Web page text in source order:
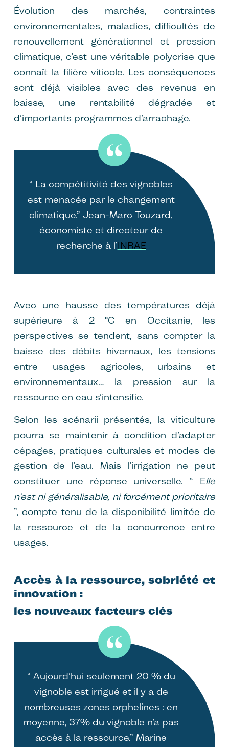
Évolution des marchés, contraintes
environnementales, maladies, difficultés de
renouvellement générationnel et pression
climatique, c’est une véritable polycrise que
connaît la filière viticole. Les conséquences
sont déjà visibles avec des revenus en
baisse, une rentabilité dégradée et
d’importants programmes d’arrachage.
“ La compétitivité des vignobles
est menacée par le changement
climatique.” Jean-Marc Touzard,
économiste et directeur de
recherche à l’INRAE
Avec une hausse des températures déjà
supérieure à 2 °C en Occitanie, les
perspectives se tendent, sans compter la
baisse des débits hivernaux, les tensions
entre usages agricoles, urbains et
environnementaux… la pression sur la
ressource en eau s’intensifie.
Selon les scénarii présentés, la viticulture
pourra se maintenir à condition d’adapter
cépages, pratiques culturales et modes de
gestion de l’eau. Mais l’irrigation ne peut
constituer une réponse universelle. “ Elle
n’est ni généralisable, ni forcément prioritaire
”, compte tenu de la disponibilité limitée de
la ressource et de la concurrence entre
usages.
Accès à la ressource, sobriété et
innovation :
les nouveaux facteurs clés
“ Aujourd’hui seulement 20 % du
vignoble est irrigué et il y a de
nombreuses zones orphelines : en
moyenne, 37% du vignoble n’a pas
accès à la ressource.” Marine